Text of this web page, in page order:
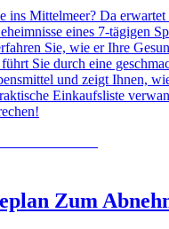
ins Mittelmeer? Da erwartet
eines 7-tägigen
Sie, wie er Ihre
Sie durch eine
und zeigt Ihnen,
Einkaufsliste
Zum